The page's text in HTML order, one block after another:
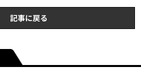
記事に戻る